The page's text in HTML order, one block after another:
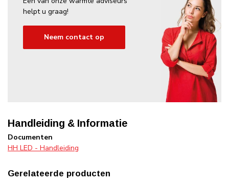
helpt u graag!
Neem contact op
Handleiding & Informatie
Documenten
HH LED - Handleiding
Gerelateerde producten